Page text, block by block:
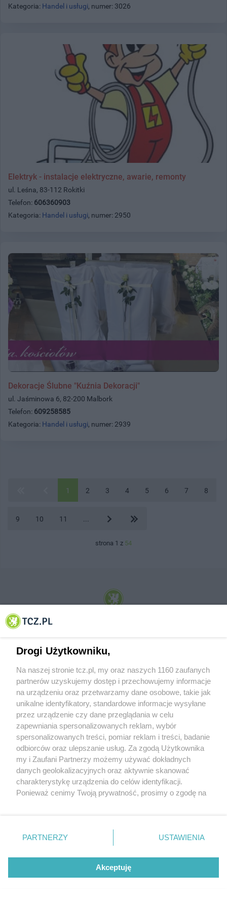
Kategoria: Handel i usługi, numer: 3026
Elektryk - instalacje elektryczne, awarie, remonty
ul. Leśna, 83-112 Rokitki
Telefon: 606360903
Kategoria: Handel i usługi, numer: 2950
Dekoracje Ślubne "Kuźnia Dekoracji"
ul. Jaśminowa 6, 82-200 Malbork
Telefon: 609258585
Kategoria: Handel i usługi, numer: 2939
1 2 3 4 5 6 7 8
9 10 11
strona 1 z 54
© 2001-2026 Tczew - TCZ.PL Sp. z o.o. Internetowy Serwis Informacyjny Miasta
O FIRMIE POLITYKA PRYWATNOŚCI HOSTING
REKLAMA WSPÓŁPRACA RSS FACEBOOK KONTAKT
Nasze serwisy
Aktualności
Tcz24
Historia miasta
Muzyka i kultura
Archiwum wydarzeń
Zdjęcia miasta
Drogi Użytkowniku,
Na naszej stronie tcz.pl, my oraz naszych 1160 zaufanych
partnerów uzyskujemy dostęp i przechowujemy informacje
na urządzeniu oraz przetwarzamy dane osobowe, takie jak
unikalne identyfikatory, standardowe informacje wysyłane
przez urządzenie czy dane przeglądania w celu
zapewniania spersonalizowanych reklam, wybór
spersonalizowanych treści, pomiar reklam i treści, badanie
odbiorców oraz ulepszanie usług. Za zgodą Użytkownika
my i Zaufani Partnerzy możemy używać dokładnych
danych geolokalizacyjnych oraz aktywnie skanować
charakterystykę urządzenia do celów identyfikacji.
Ponieważ cenimy Twoją prywatność, prosimy o zgodę na
znajdujący się w lewym dolnym rogu strony
. Niektóre
przetwarzaniu. Preferencje będą miały zastosowania tylko
PARTNERZY USTAWIENIA
Akceptuję